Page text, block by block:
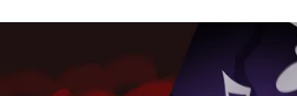
Цель астронавта – выявить предателя
собирается совет. Каждый игрок
предположения. После чего проходит
в открытый космос.